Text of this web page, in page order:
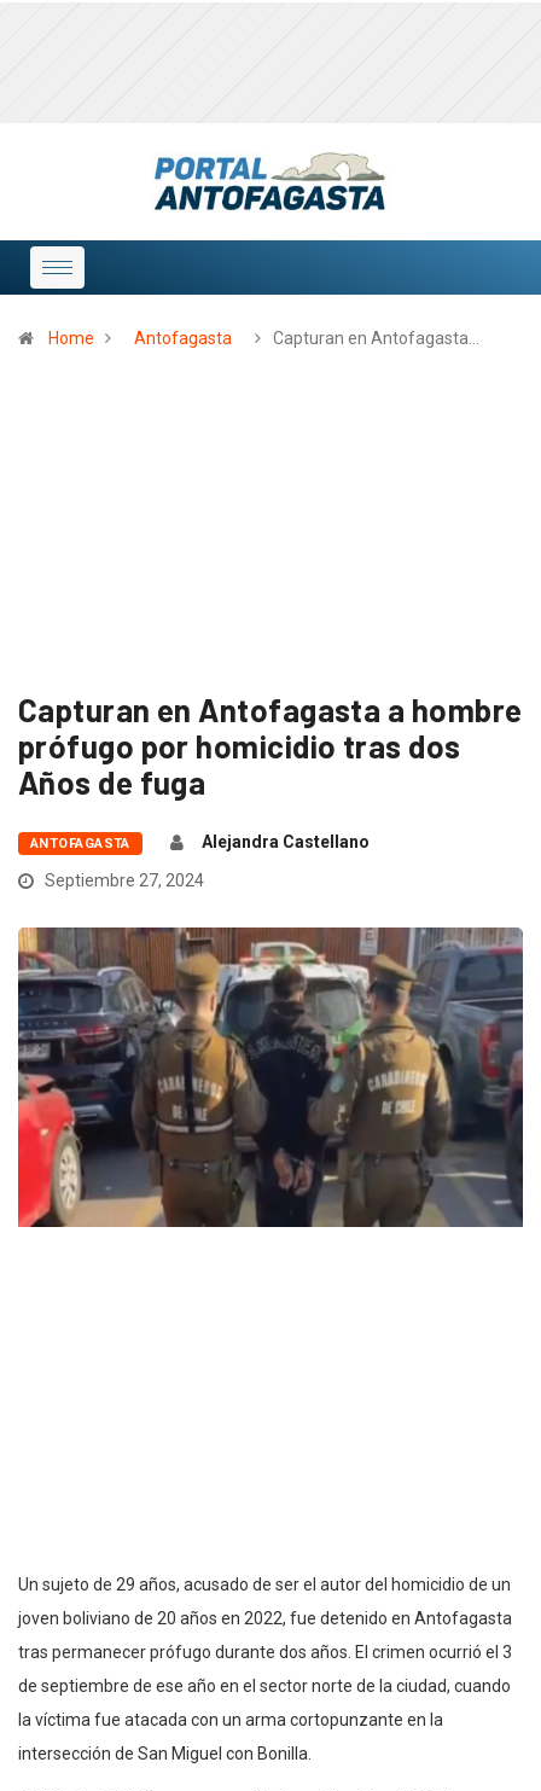
Home Antofagasta Capturan en Antofagasta…
Capturan en Antofagasta a hombre
prófugo por homicidio tras dos
Años de fuga
ANTOFAGASTA
Alejandra Castellano
Septiembre 27, 2024
Un sujeto de 29 años, acusado de ser el autor del homicidio de un
joven boliviano de 20 años en 2022, fue detenido en Antofagasta
tras permanecer prófugo durante dos años. El crimen ocurrió el 3
de septiembre de ese año en el sector norte de la ciudad, cuando
la víctima fue atacada con un arma cortopunzante en la
intersección de San Miguel con Bonilla.